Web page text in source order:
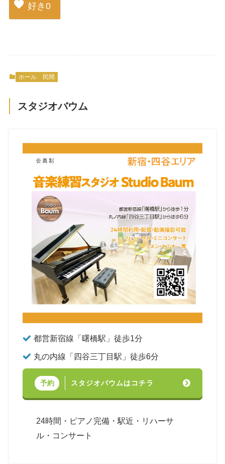
好き 0
ホール 民間
スタジオバウム
都営新宿線「曙橋駅」徒歩1分
丸の内線「四谷三丁目駅」徒歩6分
予約 スタジオバウムはコチラ
24時間・ピアノ完備・駅近・リハーサ
ル・コンサート